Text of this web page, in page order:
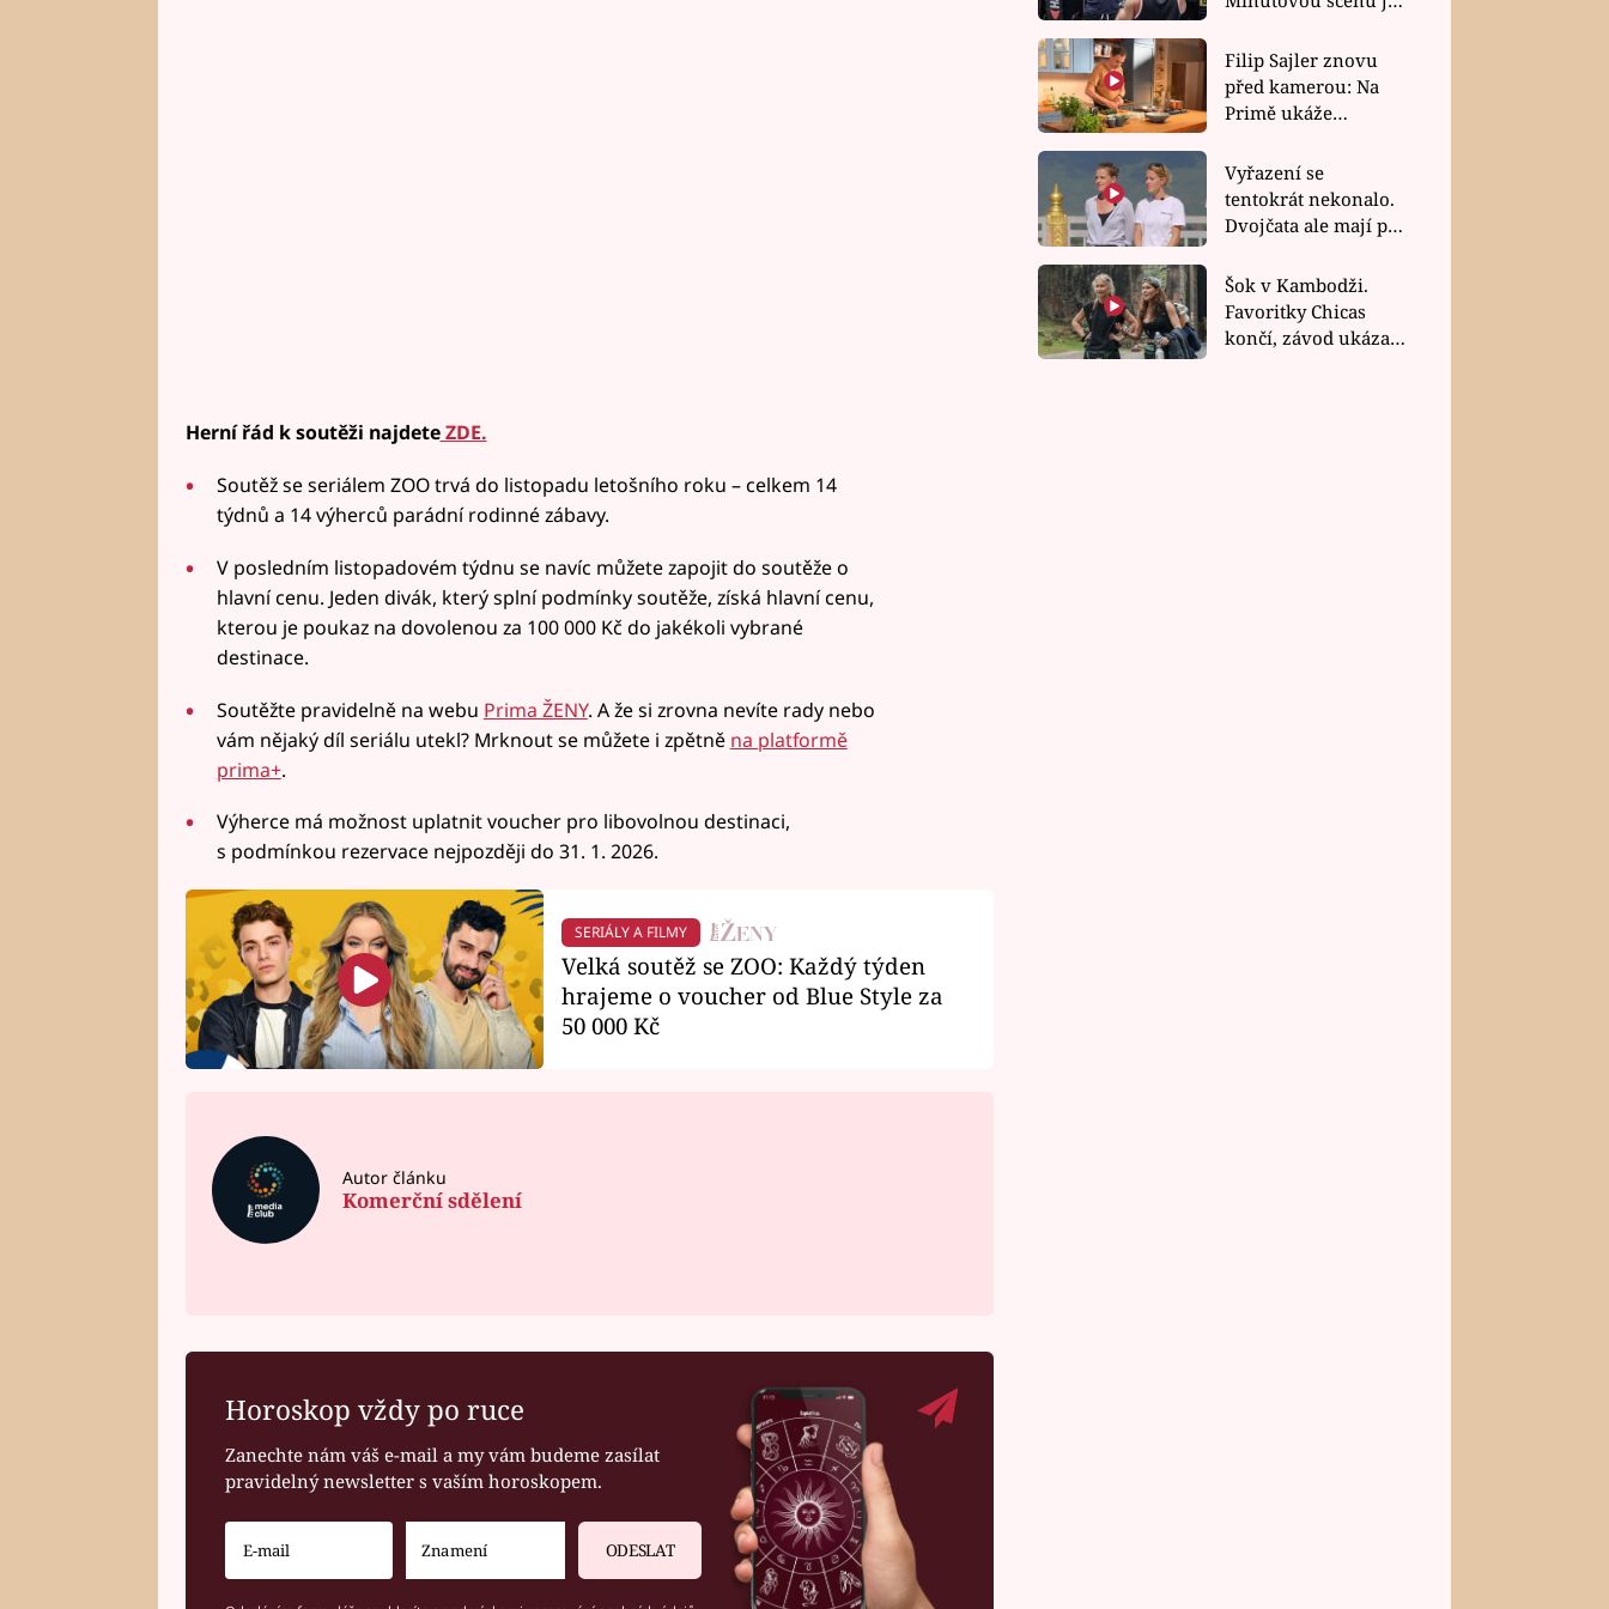
Herní řád k soutěži najdeteZDE.
Soutěž se seriálem ZOO trvá do listopadu letošního roku – celkem 14
týdnů a 14 výherců parádní rodinné zábavy.
V posledním listopadovém týdnu se navíc můžete zapojit do soutěže o
hlavní cenu. Jeden divák, který splní podmínky soutěže, získá hlavní cenu,
kterou je poukaz na dovolenou za 100 000 Kč do jakékoli vybrané
destinace.
Soutěžte pravidelně na webu Prima ŽENY. A že si zrovna nevíte rady nebo
vám nějaký díl seriálu utekl? Mrknout se můžete i zpětně na platformě
prima+.
Výherce má možnost uplatnit voucher pro libovolnou destinaci,
s podmínkou rezervace nejpozději do 31. 1. 2026.
SERIÁLY A FILMY
Velká soutěž se ZOO: Každý týden
hrajeme o voucher od Blue Style za
50 000 Kč
Autor článku
Komerční sdělení
Horoskop vždy po ruce
Zanechte nám váš e-mail a my vám budeme zasílat
pravidelný newsletter s vaším horoskopem.
ODESLAT
Filip Sajler znovu
před kamerou: Na
Primě ukáže
rychlé recepty
Vyřazení se
tentokrát nekonalo.
Dvojčata ale mají po
závodu nůž na krku
Šok v Kambodži.
Favoritky Chicas
končí, závod ukázal